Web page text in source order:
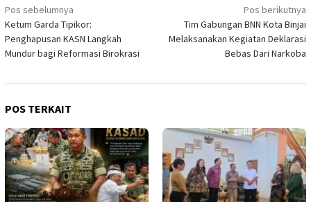
Navigasi
pos
Pos sebelumnya
Ketum Garda Tipikor:
Penghapusan KASN Langkah
Mundur bagi Reformasi Birokrasi
Pos berikutnya
Tim Gabungan BNN Kota Binjai
Melaksanakan Kegiatan Deklarasi
Bebas Dari Narkoba
POS TERKAIT